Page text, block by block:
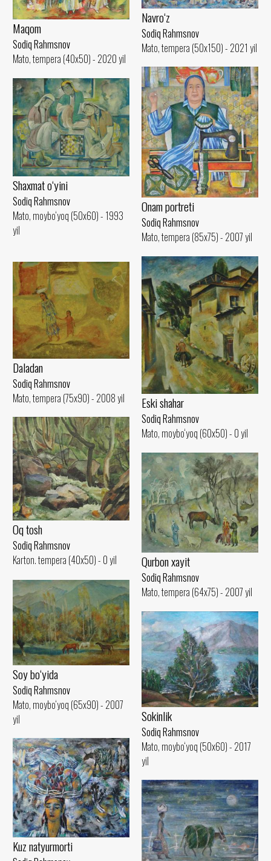
Maqom
Sodiq Rahmsnov
Mato, tempera (40x50) - 2020 yil
Navro‘z
Sodiq Rahmsnov
Mato, tempera (50x150) - 2021 yil
Onam portreti
Sodiq Rahmsnov
Mato, tempera (85x75) - 2007 yil
Shaxmat o‘yini
Sodiq Rahmsnov
Mato, moybo‘yoq (50x60) - 1993
yil
Eski shahar
Sodiq Rahmsnov
Mato, moybo‘yoq (60x50) - 0 yil
Daladan
Sodiq Rahmsnov
Mato, tempera (75x90) - 2008 yil
Oq tosh
Sodiq Rahmsnov
Karton. tempera (40x50) - 0 yil
Qurbon xayit
Sodiq Rahmsnov
Mato, tempera (64x75) - 2007 yil
Soy bo‘yida
Sodiq Rahmsnov
Mato, moybo‘yoq (65x90) - 2007
yil
Sokinlik
Sodiq Rahmsnov
Mato, moybo‘yoq (50x60) - 2017
yil
Kuz natyurmorti